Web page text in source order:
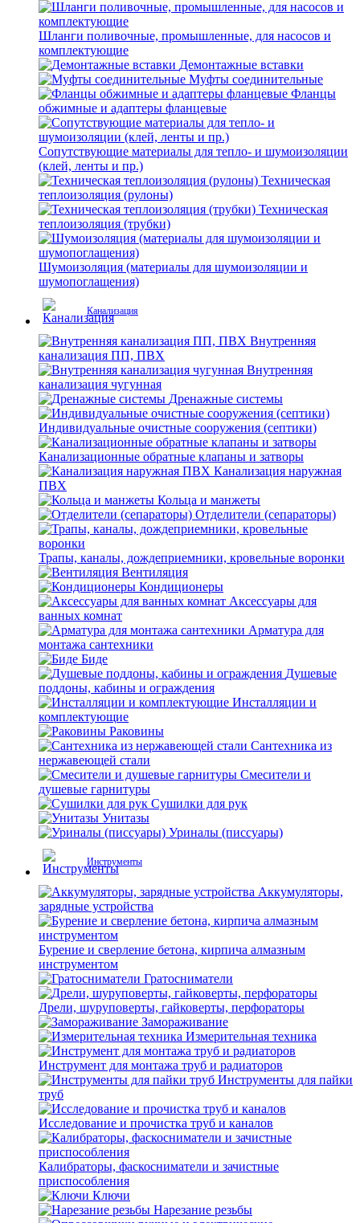
Шланги поливочные, промышленные, для насосов и
комплектующие
Демонтажные вставки
Муфты соединительные
Фланцы
обжимные и адаптеры фланцевые
Сопутствующие материалы для тепло- и шумоизоляции
(клей, ленты и пр.)
Техническая
теплоизоляция (рулоны)
Техническая
теплоизоляция (трубки)
Шумоизоляция (материалы для шумоизоляции и
шумопоглащения)
Канализация
Внутренняя
канализация ПП, ПВХ
Внутренняя
канализация чугунная
Дренажные системы
Индивидуальные очистные сооружения (септики)
Канализационные обратные клапаны и затворы
Канализация наружная
ПВХ
Кольца и манжеты
Отделители (сепараторы)
Трапы, каналы, дождеприемники, кровельные воронки
Вентиляция
Кондиционеры
Аксессуары для
ванных комнат
Арматура для
монтажа сантехники
Биде
Душевые
поддоны, кабины и ограждения
Инсталляции и
комплектующие
Раковины
Сантехника из
нержавеющей стали
Смесители и
душевые гарнитуры
Сушилки для рук
Унитазы
Уриналы (писсуары)
Инструменты
Аккумуляторы,
зарядные устройства
Бурение и сверление бетона, кирпича алмазным
инструментом
Гратосниматели
Дрели, шуруповерты, гайковерты, перфораторы
Замораживание
Измерительная техника
Инструмент для монтажа труб и радиаторов
Инструменты для пайки
труб
Исследование и прочистка труб и каналов
Калибраторы, фаскосниматели и зачистные
приспособления
Ключи
Нарезание резьбы